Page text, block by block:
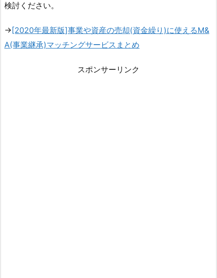
検討ください。
→ [2020年最新版]事業や資産の売却(資金繰り)に使えるM&
A(事業継承)マッチングサービスまとめ
スポンサーリンク